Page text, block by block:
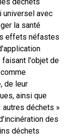
universel avec
la santé
effets néfastes
faisant l'objet de
de leur
ainsi que
déchets »
des
déchets